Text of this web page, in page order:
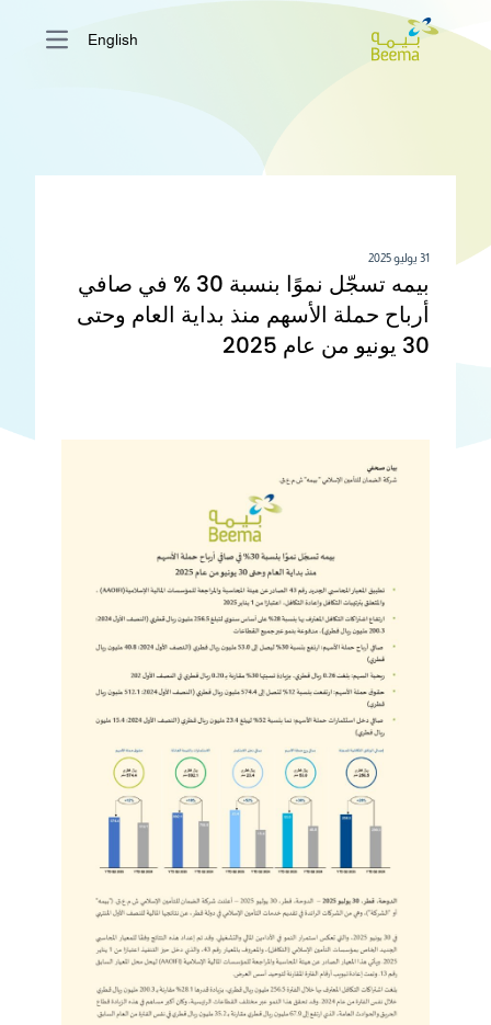
English
menu
31 يوليو 2025
بيمه تسجّل نموًا بنسبة 30 % في صافي
أرباح حملة الأسهم منذ بداية العام وحتى
30 يونيو من عام 2025